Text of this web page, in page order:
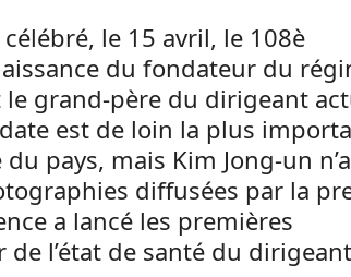
le 15 avril, le 108è
du fondateur du
grand-père du dirigeant
est de loin la plus
pays, mais Kim Jong-un
diffusées par la
a lancé les premières
l’état de santé du